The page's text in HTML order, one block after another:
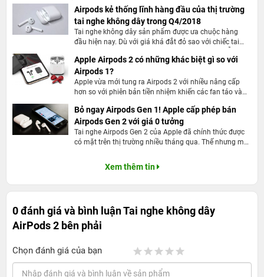
Airpods kẻ thống lĩnh hàng đầu của thị trường
tai nghe không dây trong Q4/2018
Tai nghe không dây sản phẩm được ưa chuộc hàng
đầu hiện nay. Dù với giá khá đắt đỏ sao với chiếc tai
sản phẩm khan hiếm trên thị trường hiện nay. Đặc biệt
là tai nghe không dây bluetooth Airpods được sản xuất
bởi Apple. Tính trong quý 4 2018 chiếc tai nghe đã
thống lĩnh hơn 60% thị phần.
Apple Airpods 2 có những khác biệt gì so với
Airpods 1?
Apple vừa mới tung ra Airpods 2 với nhiều nâng cấp
hơn so với phiên bản tiền nhiệm khiến các fan táo và
bán ra được hơn 25 triệu chiếc sau 2 năm ra mắt. Tuy
nhiên, ngoài những nâng cấp “bên trong” thì về thiết kế,
Airpods 2 không có gì thay đổi so với Airpods 1 và cũng
không có màu đen như những thông tin rò rỉ trước đó.
Bỏ ngay Airpods Gen 1! Apple cấp phép bán
Airpods Gen 2 với giá 0 tưởng
Tai nghe Airpods Gen 2 của Apple đã chính thức được
có mặt trên thị trường nhiều tháng qua. Thế nhưng mới
biệt khi mua Airpods 2 tại cửa hàng. Hơn hết, khách
hàng có thể nhận ngay sản phẩm iPhone SE 2018 chỉ
Xem thêm tin
0 đánh giá và bình luậnTai nghe không dây
AirPods 2 bên phải
Chọn đánh giá của bạn